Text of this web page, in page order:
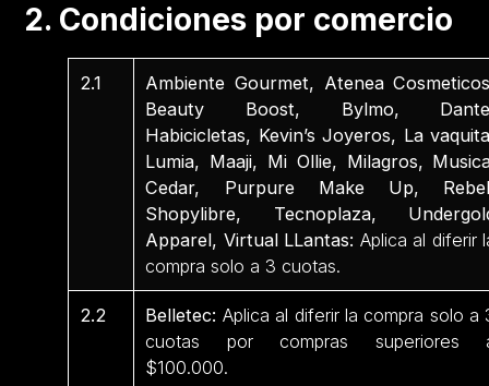
2. Condiciones por comercio
2.1
Ambiente Gourmet, Atenea
Beauty Boost, Bylmo,
Habicicletas, Kevin’s Joyeros, La
Lumia, Maaji, Mi Ollie, Milagros,
Cedar, Purpure Make Up,
Shopylibre, Tecnoplaza,
Apparel, Virtual LLantas: Aplica al diferir
compra solo a 3 cuotas.
2.2 Belletec: Aplica al diferir la compra solo a
cuotas por compras superiores
$100.000.